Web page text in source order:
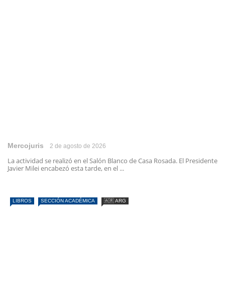
Mercojuris 2 de agosto de 2026
La actividad se realizó en el Salón Blanco de Casa Rosada. El Presidente
Javier Milei encabezó esta tarde, en el ...
LIBROS SECCIÓN ACADÉMICA 🇦🇷 ARG